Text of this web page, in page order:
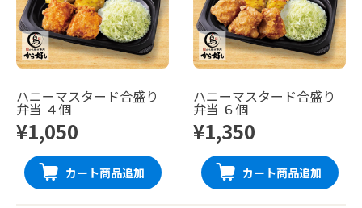
ハニーマスタード合盛り
弁当 ４個
¥1,050
カート商品追加
ハニーマスタード合盛り
弁当 ６個
¥1,350
カート商品追加